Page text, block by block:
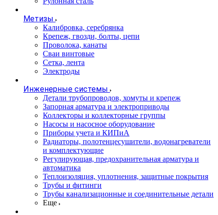
Метизы
Калибровка, серебрянка
Крепеж, гвозди, болты, цепи
Проволока, канаты
Сваи винтовые
Сетка, лента
Электроды
Инженерные системы
Детали трубопроводов, хомуты и крепеж
Запорная арматура и электроприводы
Коллекторы и коллекторные группы
Насосы и насосное оборудование
Приборы учета и КИПиА
Радиаторы, полотенцесушители, водонагреватели
и комплектующие
Регулирующая, предохранительная арматура и
автоматика
Теплоизоляция, уплотнения, защитные покрытия
Трубы и фитинги
Трубы канализационные и соединительные детали
Еще